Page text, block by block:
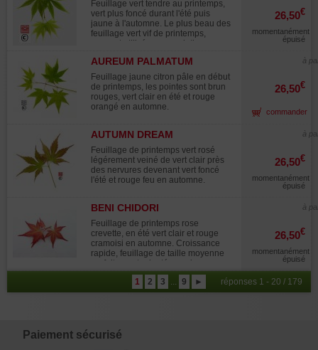
Exposition : mi-ombre à ensoleillée
(éviter les expositions brûlantes) Sol
: frais, bien drainé, légèrement acide
à neutre Rusticité : excellente
(jusqu'à -20°C) Utilisation : jardin
botanique. Appellé en japonais
"megusuri kaede"
Feuillage vert tendre au printemps,
vert plus foncé durant l'été puis
jaune à l'automne. Le plus beau des
feuillage vert vif de printemps,
souvent utilisé en association avec
"beni kawa". Le bois est également
d'un vert clair sur les jeunes
branches durant la période
hivernale.
26,50€
momentanément
épuisé
AUREUM PALMATUM
Feuillage jaune citron pâle en début
de printemps, les pointes sont brun
rouges, vert clair en été et rouge
orangé en automne.
26,50€
à
commander
AUTUMN DREAM
Feuillage de printemps vert rosé
légérement veiné de vert clair près
des nervures devenant vert foncé
l'été et rouge feu en automne.
26,50€
à
momentanément
épuisé
BENI CHIDORI
Feuillage de printemps rose
crevette, en été vert clair et rouge
cramoisi en automne. Croissance
rapide, feuillage de taille moyenne
parfaitement adapté pour la
formation de bonsai. Les plantes en
pot de 1.5 litre mesurent de 25 a 35
cm de hauteur. Les plantes en pot de
26,50€
à
momentanément
épuisé
1 2 3 ... 9 ► réponses 1 - 20 / 179
Paiement sécurisé